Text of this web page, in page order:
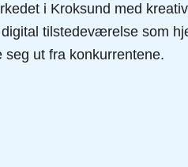
i Kroksund med
tilstedeværelse som
ut fra konkurrentene.